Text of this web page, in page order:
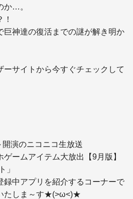
か…。
巨神達の復活までの謎が解き明か
ーサイトから今すぐチェックして
演のニコニコ生放送
ゲームアイテム大放出【9月版】
」
録中アプリを紹介するコーナーで
たしま～す★(>ω<)★